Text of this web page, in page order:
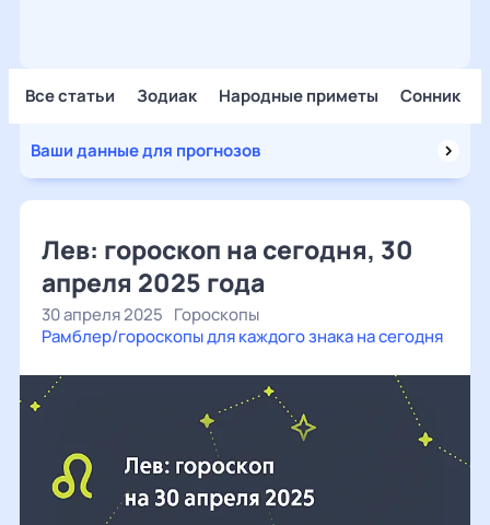
Все статьи Зодиак Народные приметы Сонник
Ваши данные для прогнозов
Лев: гороскоп на сегодня, 30
апреля 2025 года
30 апреля 2025 Гороскопы
Рамблер/гороскопы для каждого знака на сегодня